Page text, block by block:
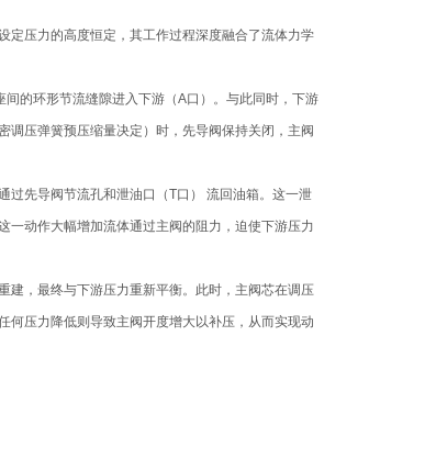
定压力的高度恒定，其工作过程深度融合了流体力学
的环形节流缝隙进入下游（A口）。与此同时，下游
调压弹簧预压缩量决定）时，先导阀保持关闭，主阀
过先导阀节流孔和泄油口（T口） 流回油箱。这一泄
一动作大幅增加流体通过主阀的阻力，迫使下游压力
建，最终与下游压力重新平衡。此时，主阀芯在调压
何压力降低则导致主阀开度增大以补压，从而实现动